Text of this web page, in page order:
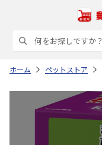
ホーム ペットストア